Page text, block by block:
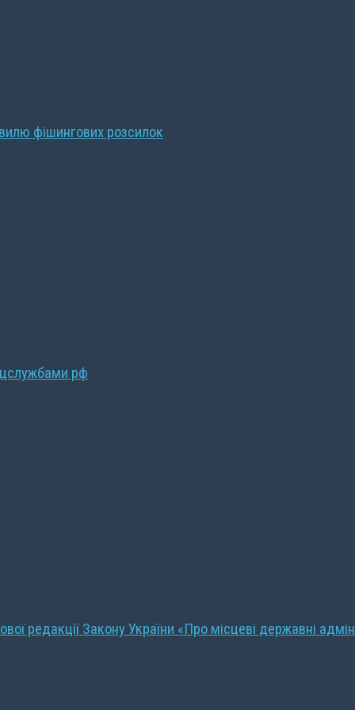
фішингових розсилок
рф
редакції Закону України «Про місцеві державні